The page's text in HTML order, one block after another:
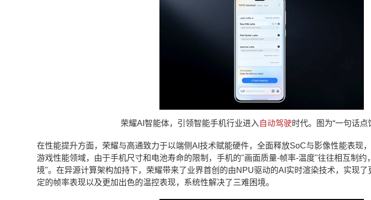
荣耀AI智能体，引领智能手机行业进入 自动驾驶时代。图为“一句话点
在性能提升方面，荣耀与高通致力于以端侧AI技术赋能硬件，全面释放SoC与影像性能表现
游戏性能领域，由于手机尺寸和电池寿命的限制，手机的"画面质量-帧率-温度"往往相互制约
境"。在异源计算架构加持下，荣耀带来了业界首创的由NPU驱动的AI实时渲染技术，实现
定的帧率表现以及更加出色的温控表现，系统性解决了三难困境。